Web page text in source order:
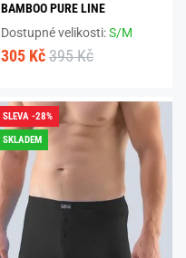
BAMBOO PURE LINE
Dostupné velikosti:S/M
305 Kč 395 Kč
SLEVA -28%
SKLADEM